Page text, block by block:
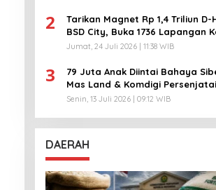
2
Tarikan Magnet Rp 1,4 Triliun D-
BSD City, Buka 1736 Lapangan
Jumat, 24 Juli 2026 | 11:38 WIB
3
79 Juta Anak Diintai Bahaya
Mas Land & Komdigi Persenjatai
Ratusan Guru!
Senin, 13 Juli 2026 | 09:12 WIB
DAERAH